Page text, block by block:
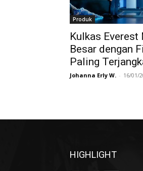
Produk
Kulkas
Besar dengan
Paling
Johanna Erly W. - 16/01/
HIGHLIGHT